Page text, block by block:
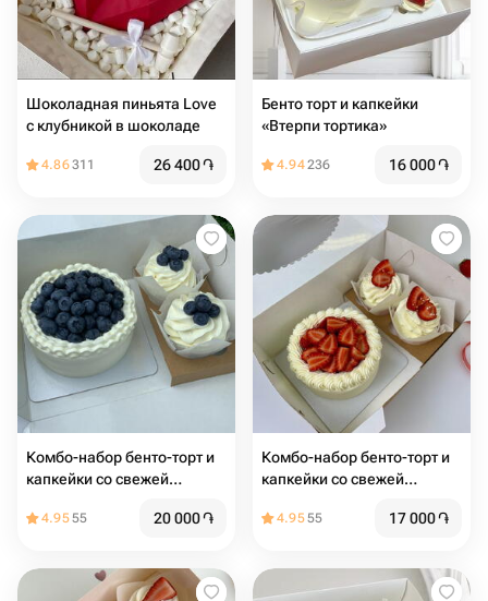
Шоколадная пиньята Love
с клубникой в шоколаде
4.86311 26 400֏
Бенто торт и капкейки
«Втерпи тортика»
4.94236 16 000֏
Комбо-набор бенто-торт и
капкейки со свежей
сливочным кремом (2 шт)
4.9555 20 000֏
Комбо-набор бенто-торт и
капкейки со свежей
сливочным кремом (2 шт)
4.9555 17 000֏